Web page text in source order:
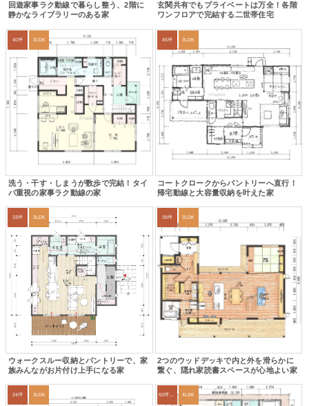
回遊家事ラク動線で暮らし整う、2階に
静かなライブラリーのある家
玄関共有でもプライベートは万全！各階
ワンフロアで完結する二世帯住宅
40坪 3LDK
洗う・干す・しまうが数歩で完結！タイ
パ重視の家事ラク動線の家
45坪 3LDK
コートクロークからパントリーへ直行！
帰宅動線と大容量収納を叶えた家
33坪 3LDK
ウォークスルー収納とパントリーで、家
族みんながお片付け上手になる家
39坪 3LDK
2つのウッドデッキで内と外を滑らかに
繋ぐ、隠れ家読書スペースが心地よい家
24坪 3LDK 50坪以上 4LDK